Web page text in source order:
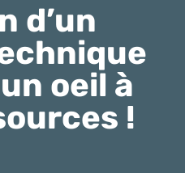
d’un
oeil à
!